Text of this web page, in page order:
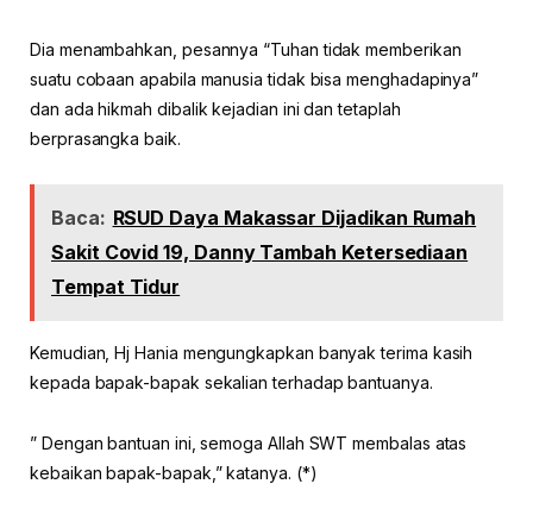
Dia menambahkan, pesannya “Tuhan tidak memberikan
suatu cobaan apabila manusia tidak bisa menghadapinya”
dan ada hikmah dibalik kejadian ini dan tetaplah
berprasangka baik.
Baca: RSUD Daya Makassar Dijadikan Rumah
Sakit Covid 19, Danny Tambah Ketersediaan
Tempat Tidur
Kemudian, Hj Hania mengungkapkan banyak terima kasih
kepada bapak-bapak sekalian terhadap bantuanya.
” Dengan bantuan ini, semoga Allah SWT membalas atas
kebaikan bapak-bapak,” katanya. (*)